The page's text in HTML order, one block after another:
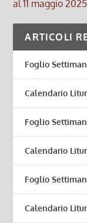
al 11 maggio 2025
ARTICOLI
Foglio
Calendario
Foglio
Calendario
Foglio
Calendario